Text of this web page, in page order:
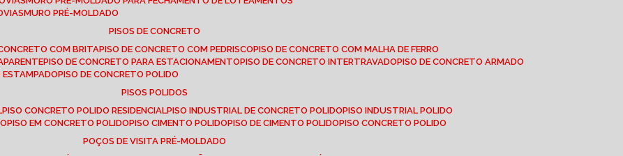
MURO PRÉ-MOLDADO
PISOS DE CONCRETO
CONCRETO COM BRITA PISO DE CONCRETO COM PEDRISCO PISO DE CONCRETO COM MALHA DE FERRO
PISO DE CONCRETO PARA ESTACIONAMENTO PISO DE CONCRETO INTERTRAVADO PISO DE CONCRETO ARMADO
ESTAMPADO PISO DE CONCRETO POLIDO
PISOS POLIDOS
PISO CONCRETO POLIDO RESIDENCIAL PISO INDUSTRIAL DE CONCRETO POLIDO PISO INDUSTRIAL POLIDO
PISO EM CONCRETO POLIDO PISO CIMENTO POLIDO PISO DE CIMENTO POLIDO PISO CONCRETO POLIDO
POÇOS DE VISITA PRÉ-MOLDADO